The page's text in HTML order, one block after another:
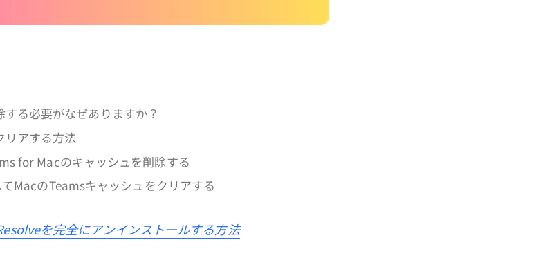
る必要がなぜありますか？
リアする方法
for Macのキャッシュを削除する
MacのTeamsキャッシュをクリアする
を完全にアンインストールする方法